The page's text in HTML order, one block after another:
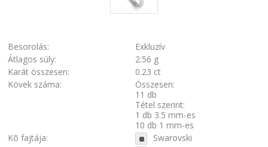
Besorolás:
Exkluzív
Átlagos súly:
2.56 g
Karát összesen:
0.23 ct
Kövek száma:
Összesen:
11 db
Tétel szerint:
1 db 3.5 mm-es
10 db 1 mm-es
Kõ fajtája:
Swarovski